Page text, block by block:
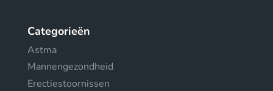
Categorieën
Astma
Mannengezondheid
Erectiestoornissen